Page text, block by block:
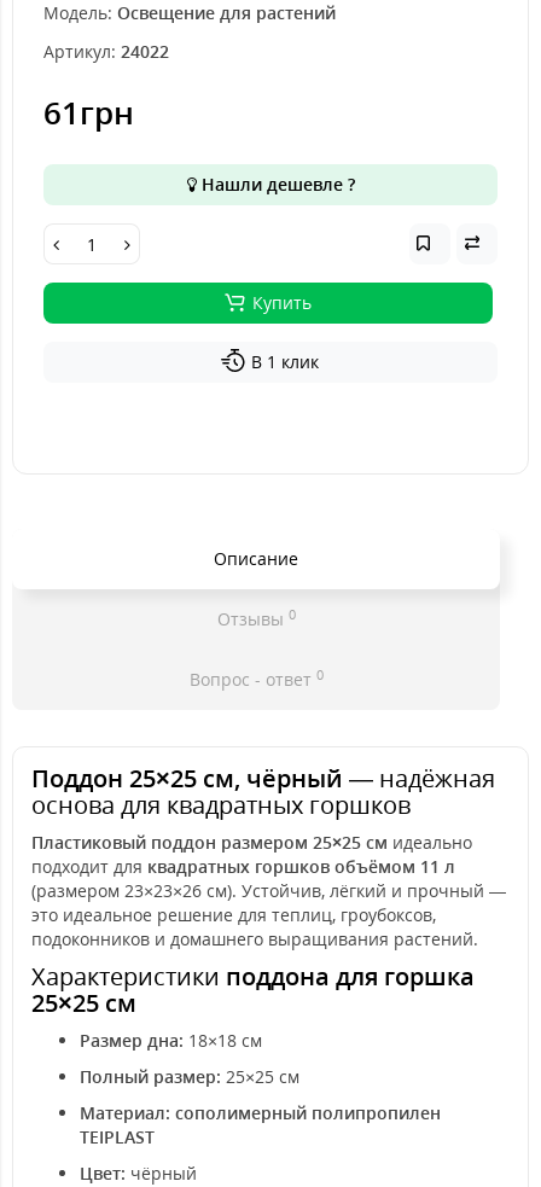
Модель: Освещение для растений
Артикул: 24022
61грн
Нашли дешевле ?
Купить
В 1 клик
Описание
Отзывы 0
Вопрос - ответ 0
Поддон 25×25 см, чёрный — надёжная
основа для квадратных горшков
Пластиковый поддон размером 25×25 см идеально
подходит для квадратных горшков объёмом 11 л
(размером 23×23×26 см). Устойчив, лёгкий и прочный —
это идеальное решение для теплиц, гроубоксов,
подоконников и домашнего выращивания растений.
Характеристики поддона для горшка
25×25 см
Размер дна: 18×18 см
Полный размер: 25×25 см
Материал: сополимерный полипропилен
TEIPLAST
Цвет: чёрный